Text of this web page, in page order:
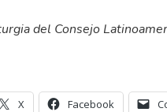
del Consejo
X Facebook